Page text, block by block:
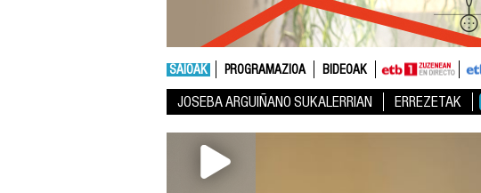
SAIOAK PROGRAMAZIOA BIDEOAK
JOSEBA ARGUIÑANO SUKALERRIAN ERREZETAK